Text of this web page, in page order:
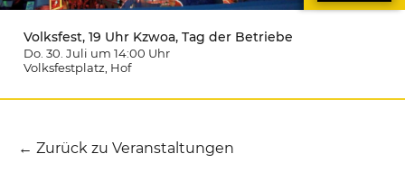
Volksfest, 19 Uhr Kzwoa, Tag der Betriebe
Do. 30. Juli um 14:00 Uhr
Volksfestplatz , Hof
← Zurück zu Veranstaltungen